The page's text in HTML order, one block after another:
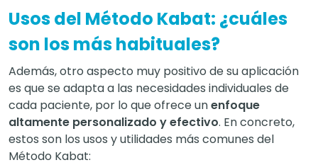
Usos del Método Kabat: ¿cuáles
son los más habituales?
Además, otro aspecto muy positivo de su aplicación
es que se adapta a las necesidades individuales de
cada paciente, por lo que ofrece unenfoque
altamente personalizado y efectivo. En concreto,
estos son los usos y utilidades más comunes del
Método Kabat: